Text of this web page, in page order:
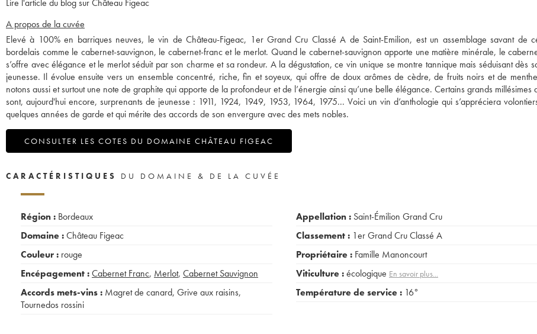
Lire l'article du blog sur Château Figeac
A propos de la cuvée
Elevé à 100% en barriques neuves, le vin de Château-Figeac, 1er Grand Cru Classé A de Saint-Emilion, est un assemblage savant de
bordelais comme le cabernet-sauvignon, le cabernet-franc et le merlot. Quand le cabernet-sauvignon apporte une matière minérale, le
s’offre avec élégance et le merlot séduit par son charme et sa rondeur. A la dégustation, ce vin unique se montre tannique mais séduisant dès
jeunesse. Il évolue ensuite vers un ensemble concentré, riche, fin et soyeux, qui offre de doux arômes de cèdre, de fruits noirs et de
notons aussi et surtout une note de graphite qui apporte de la profondeur et de l’énergie ainsi qu’une belle élégance. Certains grands millésimes
sont, aujourd'hui encore, surprenants de jeunesse : 1911, 1924, 1949, 1953, 1964, 1975... Voici un vin d’anthologie qui s’appréciera
quelques années de garde et qui mérite des accords de son envergure avec des mets nobles.
CONSULTER LES COTES DU DOMAINE CHÂTEAU FIGEAC
CARACTÉRISTIQUES DU DOMAINE & DE LA CUVÉE
Région : Bordeaux
Domaine :Château Figeac
Couleur : rouge
Encépagement :Cabernet Franc, Merlot, Cabernet Sauvignon
Accords mets-vins : Magret de canard, Grive aux raisins,
Tournedos rossini
Appellation : Saint-Émilion Grand Cru
Classement : 1er Grand Cru Classé A
Propriétaire : Famille Manoncourt
Viticulture :écologique En savoir plus...
Température de service : 16°